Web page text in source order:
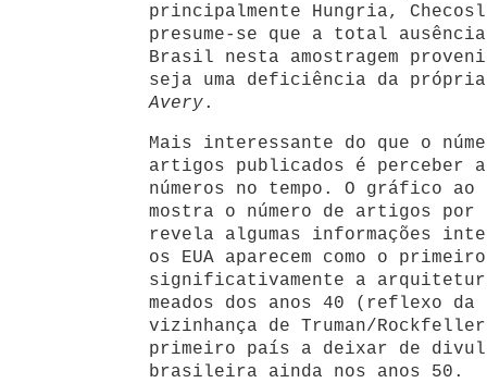
principalmente Hungria,
presume-se que a total
Brasil nesta amostragem
seja uma deficiência da própria
Avery.
Mais interessante do que o
artigos publicados é perceber
números no tempo. O gráfico
mostra o número de artigos por
revela algumas informações
os EUA aparecem como o
significativamente a
meados dos anos 40 (reflexo
vizinhança de Truman/
primeiro país a deixar de
brasileira ainda nos anos 50.